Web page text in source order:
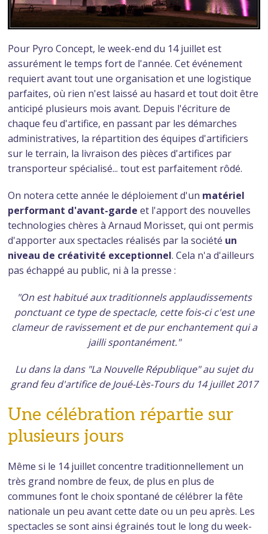
Pour Pyro Concept, le week-end du 14 juillet est
assurément le temps fort de l'année. Cet événement
requiert avant tout une organisation et une logistique
parfaites, où rien n'est laissé au hasard et tout doit être
anticipé plusieurs mois avant. Depuis l'écriture de
chaque feu d'artifice, en passant par les démarches
administratives, la répartition des équipes d'artificiers
sur le terrain, la livraison des pièces d'artifices par
transporteur spécialisé... tout est parfaitement rôdé.
On notera cette année le déploiement d'un matériel
performant d'avant-garde et l'apport des nouvelles
technologies chères à Arnaud Morisset, qui ont permis
d'apporter aux spectacles réalisés par la société un
niveau de créativité exceptionnel. Cela n'a d'ailleurs
pas échappé au public, ni à la presse :
"On est habitué aux traditionnels applaudissements
ponctuant ce type de spectacle, cette fois-ci c'est une
clameur de ravissement et de pur enchantement qui a
jailli spontanément."
Lu dans la dans "La Nouvelle République" au sujet du
grand feu d'artifice de Joué-Lès-Tours du 14 juillet 2017
Une célébration répartie sur
plusieurs jours
Même si le 14 juillet concentre traditionnellement un
très grand nombre de feux, de plus en plus de
communes font le choix spontané de célébrer la fête
nationale un peu avant cette date ou un peu après. Les
spectacles se sont ainsi égrainés tout le long du week-